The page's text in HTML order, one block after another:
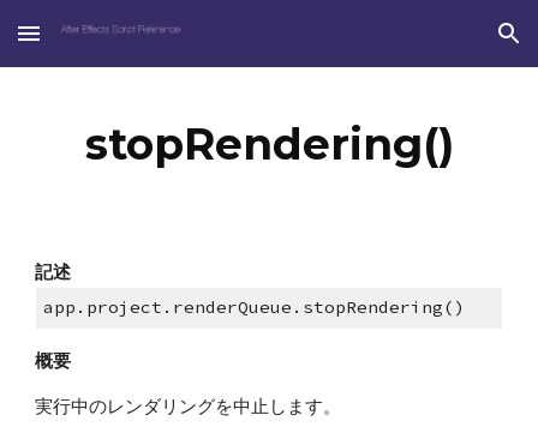
Skip to main content Skip to navigation
stopRendering()
記述
app.project.renderQueue.stopRendering()
概要
実行中のレンダリングを中止します。